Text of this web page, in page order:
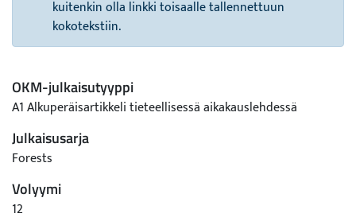
kuitenkin olla linkki toisaalle tallennettuun
kokotekstiin.
OKM-julkaisutyyppi
A1 Alkuperäisartikkeli tieteellisessä aikakauslehdessä
Julkaisusarja
Forests
Volyymi
12